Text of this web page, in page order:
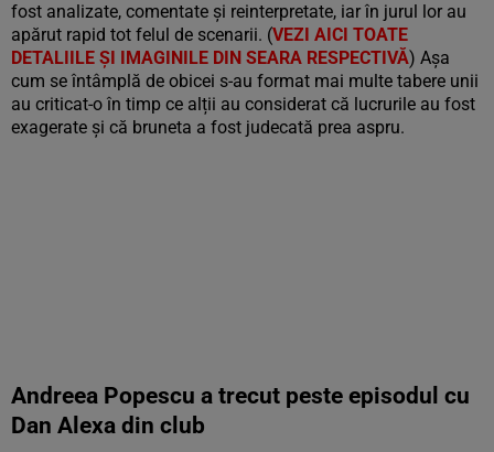
fost analizate, comentate și reinterpretate, iar în jurul lor au
apărut rapid tot felul de scenarii. (VEZI AICI TOATE
DETALIILE ȘI IMAGINILE DIN SEARA RESPECTIVĂ) Așa
cum se întâmplă de obicei s-au format mai multe tabere unii
au criticat-o în timp ce alții au considerat că lucrurile au fost
exagerate și că bruneta a fost judecată prea aspru.
Andreea Popescu a trecut peste episodul cu
Dan Alexa din club